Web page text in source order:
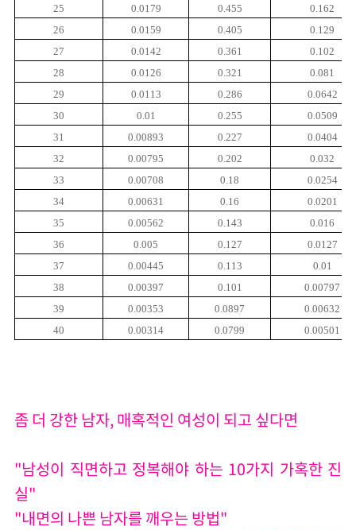
25
0.0179 0.455
0.162
26
0.0159 0.405
0.129
27
0.0142 0.361
0.102
28
0.0126 0.321
0.081
29
0.0113 0.286
0.0642
30
0.01 0.255
0.0509
31
0.00893 0.227
0.0404
32
0.00795 0.202
0.032
33
0.00708 0.18
0.0254
34
0.00631 0.16
0.0201
35
0.00562 0.143
0.016
36
0.005 0.127
0.0127
37
0.00445 0.113
0.01
38
0.00397 0.101
0.00797
39
0.00353 0.0897
0.00632
40
0.00314 0.0799 0.00501
좀 더 강한 남자, 매혹적인 여성이 되고 싶다면
"남성이 직면하고 정복해야 하는 10가지 가혹한 진
실"
"내면의 나쁜 남자를 깨우는 방법"